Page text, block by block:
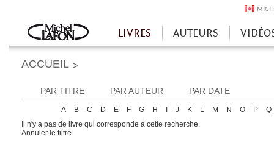
Accueil
LIVRES AUTEURS
ACCUEIL >
PAR TITRE PAR AUTEUR PAR DATE
A B C D E F G H J K L M N O P
Q
Il n'y a pas de livre qui corresponde à cette recherche.
Annuler le filtre